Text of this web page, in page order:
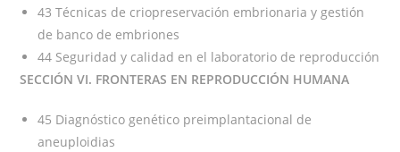
43 Técnicas de criopreservación embrionaria y gestión
de banco de embriones
44 Seguridad y calidad en el laboratorio de reproducción
SECCIÓN VI. FRONTERAS EN REPRODUCCIÓN HUMANA
45 Diagnóstico genético preimplantacional de
aneuploidias